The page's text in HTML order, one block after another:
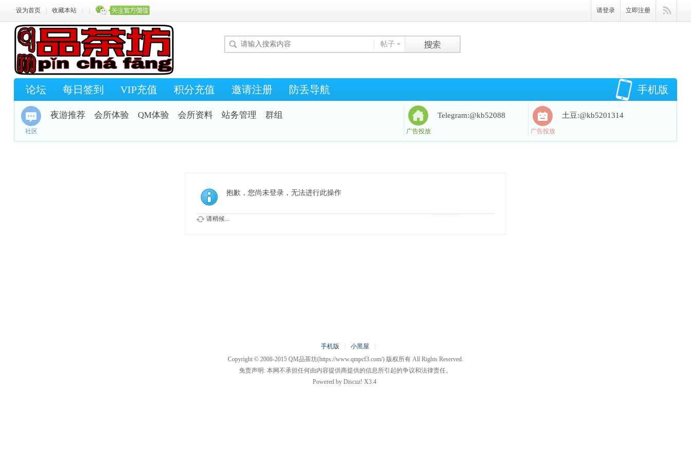
设为首页 收藏本站 请登录 立即注册
帖子
手机版
论坛 每日签到 VIP充值 积分充值 邀请注册 防丢导航
社区
夜游推荐 会所体验 QM体验 会所资料 站务管理 群组 土豆:@kb5201314
广告投放
Telegram:@kb52088
广告投放
抱歉，您尚未登录，无法进行此操作
请稍候...
手机版 小黑屋
Copyright © 2008-2015 QM品茶坊(https://www.qmpcf3.com/) 版权所有 All Rights Reserved.
免责声明: 本网不承担任何由内容提供商提供的信息所引起的争议和法律责任。
Powered byDiscuz! X3.4